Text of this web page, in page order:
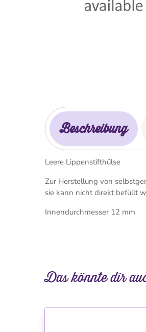
Beschreibung
Leere Lippenstifthülse
Zur Herstellung von
sie kann nicht direkt befüllt
Innendurchmesser 12 mm
Das könnte dir